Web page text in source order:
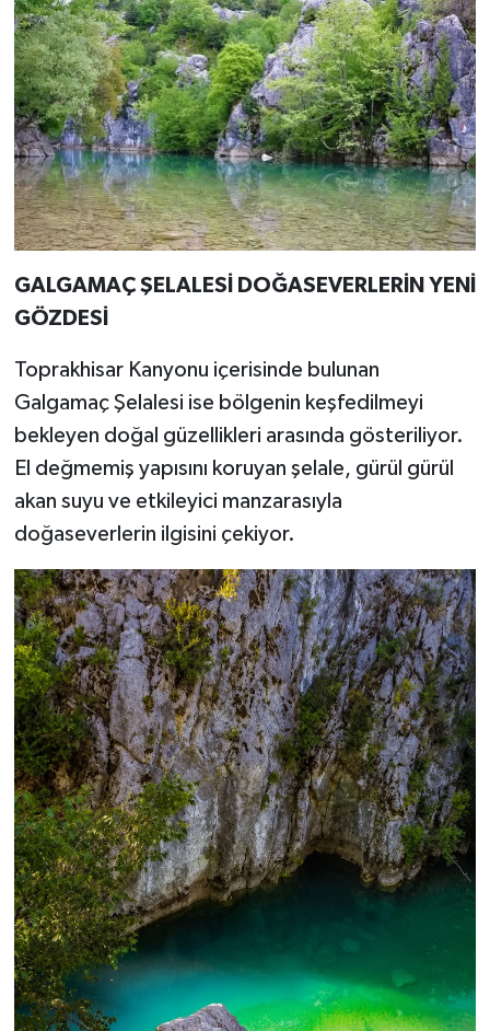
GALGAMAÇ ŞELALESİ DOĞASEVERLERİN YENİ
GÖZDESİ
Toprakhisar Kanyonu içerisinde bulunan
Galgamaç Şelalesi ise bölgenin keşfedilmeyi
bekleyen doğal güzellikleri arasında gösteriliyor.
El değmemiş yapısını koruyan şelale, gürül gürül
akan suyu ve etkileyici manzarasıyla
doğaseverlerin ilgisini çekiyor.